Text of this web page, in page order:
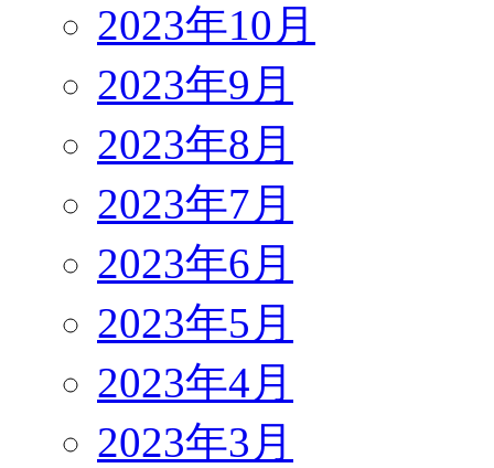
2023年10月
2023年9月
2023年8月
2023年7月
2023年6月
2023年5月
2023年4月
2023年3月